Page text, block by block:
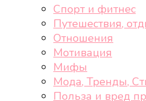
Спорт и фитнес
Путешествия,
Отношения
Мотивация
Мифы
Мода, Тренды,
Польза и вред